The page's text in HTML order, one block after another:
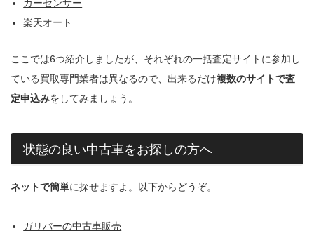
カーセンサー
楽天オート
ここでは6つ紹介しましたが、それぞれの一括査定サイトに参加し
ている買取専門業者は異なるので、出来るだけ複数のサイトで査
定申込みをしてみましょう。
状態の良い中古車をお探しの方へ
ネットで簡単に探せますよ。以下からどうぞ。
ガリバーの中古車販売